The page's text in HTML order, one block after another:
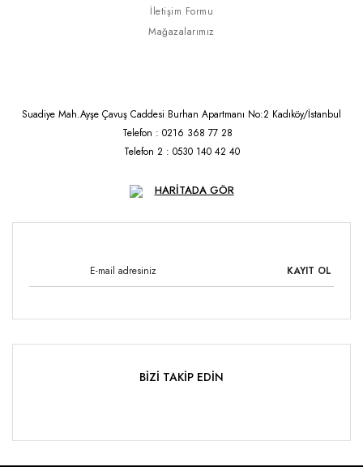
İletişim Formu
Mağazalarımız
Suadiye Mah.Ayşe Çavuş Caddesi Burhan Apartmanı No:2 Kadıköy/İstanbul
Telefon : 0216 368 77 28
Telefon 2 : 0530 140 42 40
HARİTADA GÖR
KAYIT OL
BİZİ TAKİP EDİN